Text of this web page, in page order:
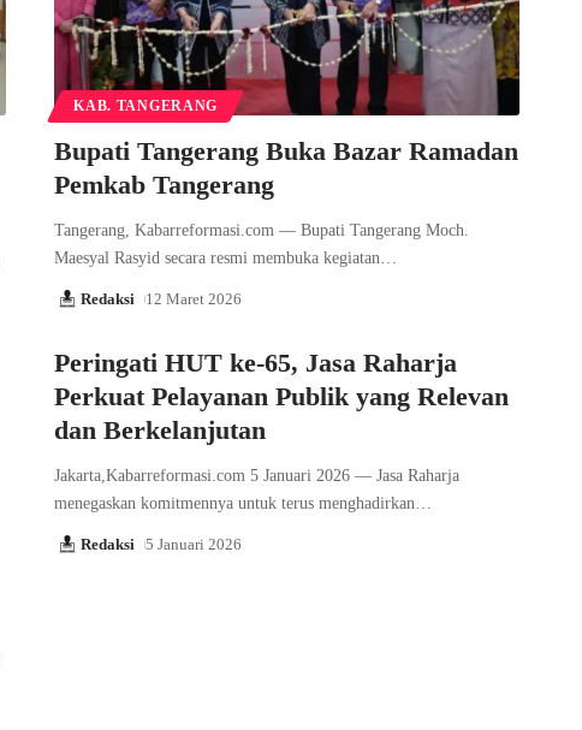
KAB. TANGERANG
Bupati Tangerang Buka Bazar Ramadan
Pemkab Tangerang
Tangerang, Kabarreformasi.com — Bupati Tangerang Moch.
Maesyal Rasyid secara resmi membuka kegiatan…
Redaksi 12 Maret 2026
Peringati HUT ke-65, Jasa Raharja
Perkuat Pelayanan Publik yang Relevan
dan Berkelanjutan
Jakarta,Kabarreformasi.com 5 Januari 2026 — Jasa Raharja
menegaskan komitmennya untuk terus menghadirkan…
Redaksi 5 Januari 2026